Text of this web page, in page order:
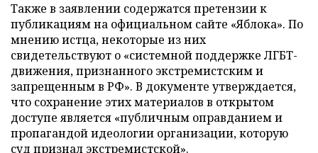
Также в заявлении содержатся претензии к
публикациям на официальном сайте «Яблока». По
мнению истца, некоторые из них
свидетельствуют о «системной поддержке ЛГБТ-
движения, признанного экстремистским и
запрещенным в РФ». В документе утверждается,
что сохранение этих материалов в открытом
доступе является «публичным оправданием и
пропагандой идеологии организации, которую
суд признал экстремистской».